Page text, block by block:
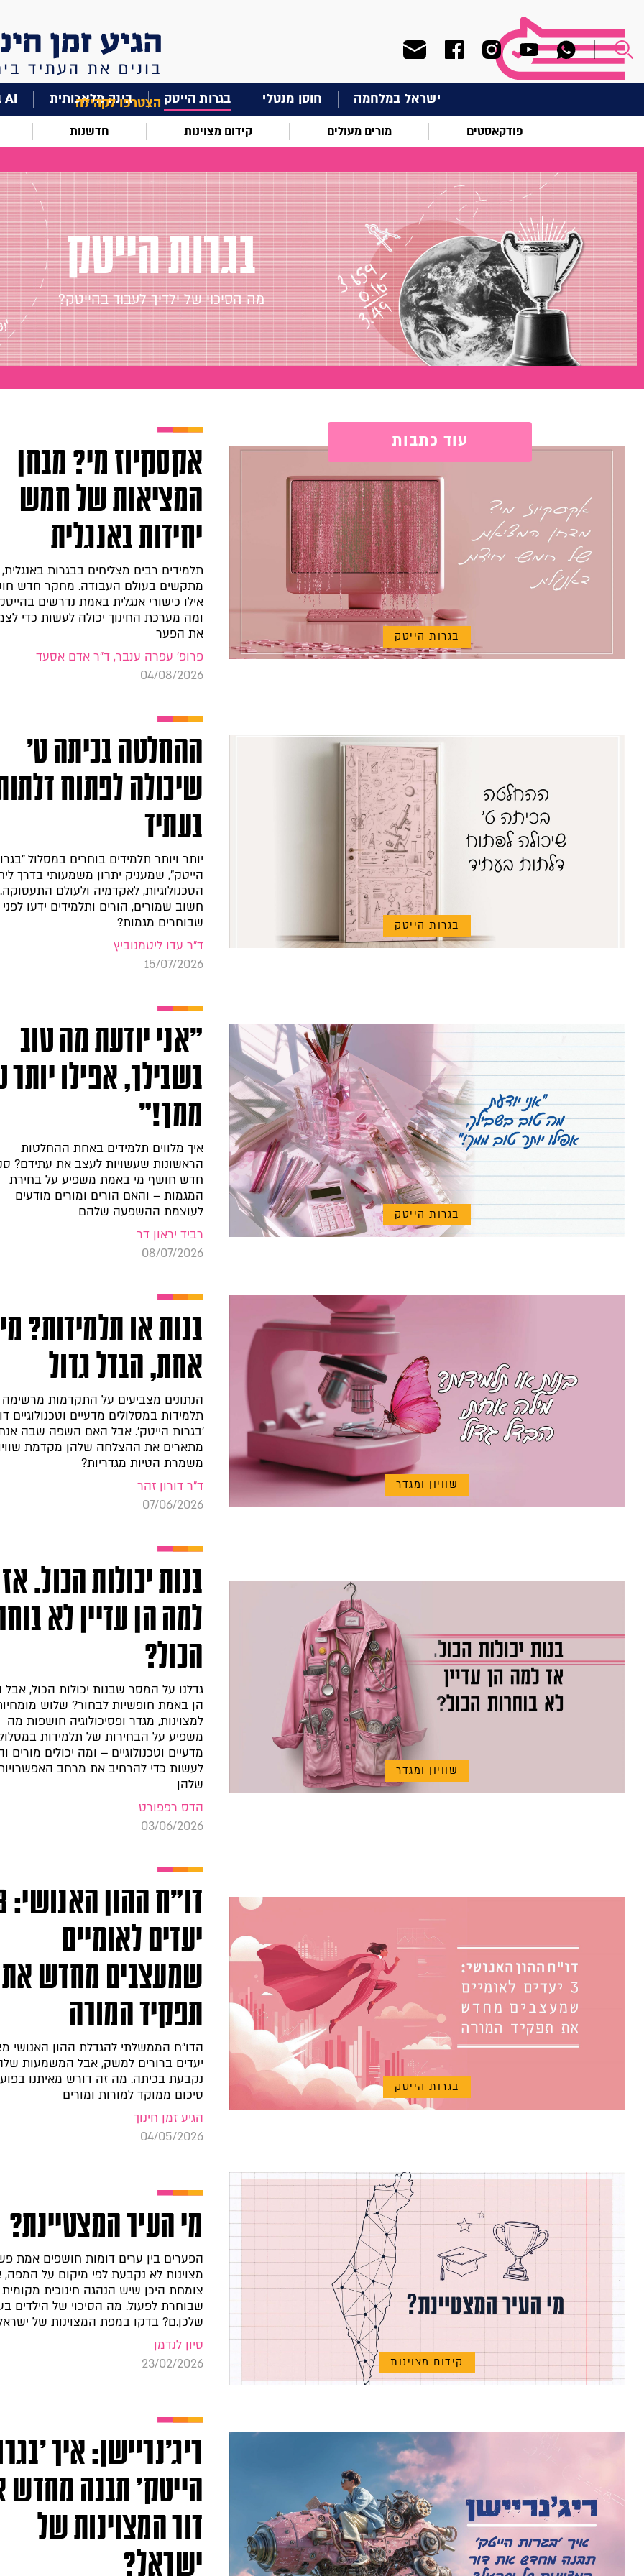
הצטרפו לקהילה ישראל במלחמה חוסן מנטלי בגרות הייטק בינה מלאכותית AI בחינוך
פודקאסטים מורים מעולים קידום מצוינות חדשנות
בגרות הייטק
מה הסיכוי של ילדיך לעבוד בהייטק?
בגרות הייטק
אקסקיוז מי? מבחן
המציאות של חמש
יחידות באנגלית
תלמידים רבים מצליחים בבגרות
מתקשים בעולם העבודה. מחקר חדש
אילו כישורי אנגלית באמת נדרשים
ומה מערכת החינוך יכולה לעשות כדי
את הפער
פרופ' עפרה ענבר, ד"ר אדם אסעד
04/08/2026
בגרות הייטק
ההחלטה בכיתה ט'
שיכולה לפתוח
בעתיד
יותר ויותר תלמידים בוחרים במסלול
הייטק", שמעניק יתרון משמעותי בדרך
הטכנולוגיות, לאקדמיה ולעולם
חשוב שמורים, הורים ותלמידים ידעו לפני
שבוחרים מגמות?
ד"ר עדו ליטמנוביץ
15/07/2026
בגרות הייטק
"אני יודעת מה טוב
בשבילך, אפילו יותר
ממך!"
איך מלווים תלמידים באחת ההחלטות
הראשונות שעשויות לעצב את עתידם?
חדש חושף מי באמת משפיע על בחירת
המגמות – והאם הורים ומורים מודעים
לעוצמת ההשפעה שלהם
רביד יראון דר
08/07/2026
שוויון ומגדר
בנות או תלמידות?
אחת, הבדל גדול
הנתונים מצביעים על התקדמות
תלמידות במסלולים מדעיים וטכנולוגיים
'בגרות הייטק'. אבל האם השפה שבה
מתארים את ההצלחה שלהן מקדמת
משמרת הטיות מגדריות?
ד"ר דורון זהר
07/06/2026
שוויון ומגדר
בנות יכולות הכול. אז
למה הן עדיין לא
הכול?
גדלנו על המסר שבנות יכולות הכול,
הן באמת חופשיות לבחור? שלוש
למצוינות, מגדר ופסיכולוגיה חושפות מה
משפיע על הבחירות של תלמידות
מדעיים וטכנולוגיים – ומה יכולים מורים
לעשות כדי להרחיב את מרחב
שלהן
הדס רפפורט
03/06/2026
בגרות הייטק
דו"ח
יעדים לאומיים
שמעצבים מחדש את
תפקיד המורה
הדו"ח הממשלתי להגדלת ההון האנושי
יעדים ברורים למשק, אבל המשמעות
נקבעת בכיתה. מה זה דורש מאיתנו
סיכום ממוקד למורות ומורים
הגיע זמן חינוך
04/05/2026
קידום מצוינות
מי העיר המצטיינת?
הפערים בין ערים דומות חושפים אמת
מצוינות לא נקבעת לפי מיקום על
צומחת היכן שיש הנהגה חינוכית מקומית
שבוחרת לפעול. מה הסיכוי של הילדים
שלכן.ם? בדקו במפת המצוינות של
סיון לנדמן
23/02/2026
ריג'נריישן: איך
הייטק' תבנה מחדש
דור המצוינות של
ישראל?
עוד כתבות